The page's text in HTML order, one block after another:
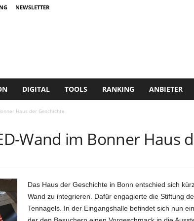
NEWSLETTER
DIGITAL TOOLS RANKING ANBIETER
Haus der Geschichte
Wand im Bonner Haus
Das Haus der Geschichte in Bonn entschied sich
Wand zu integrieren. Dafür engagierte die Stiftung
Tennagels. In der Eingangshalle befindet sich nun